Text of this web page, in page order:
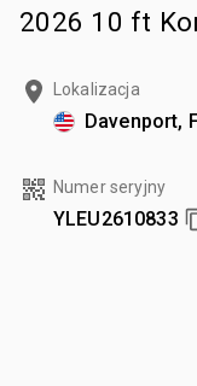
2026 10 ft
Lokalizacja
Davenport,
Numer seryjny
YLEU2610833